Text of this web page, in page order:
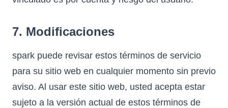
7. Modificaciones
spark puede revisar estos términos de servicio
para su sitio web en cualquier momento sin previo
aviso. Al usar este sitio web, usted acepta estar
sujeto a la versión actual de estos términos de